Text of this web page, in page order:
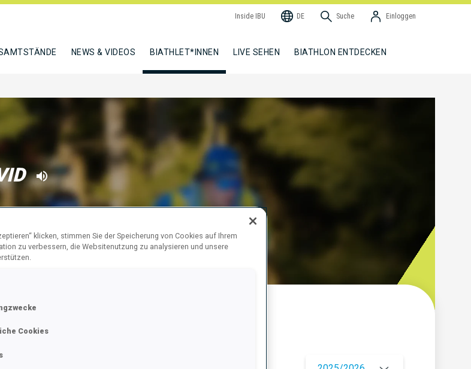
Inside IBU DE Suche Einloggen
NEWS & VIDEOS BIATHLET*INNEN LIVE SEHEN BIATHLON ENTDECKEN
klicken, stimmen Sie der Speicherung von Cookies auf Ihrem
zu verbessern, die Websitenutzung zu analysieren und unsere
Cookies